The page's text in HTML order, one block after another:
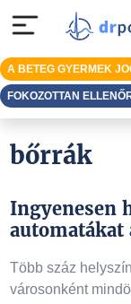
bőrrák
Ingyenesen
Több száz
városonként
A BETEG GYERMEK
FOKOZOTTAN